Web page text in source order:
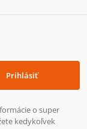
Prihlásiť
o super
kedykoľvek